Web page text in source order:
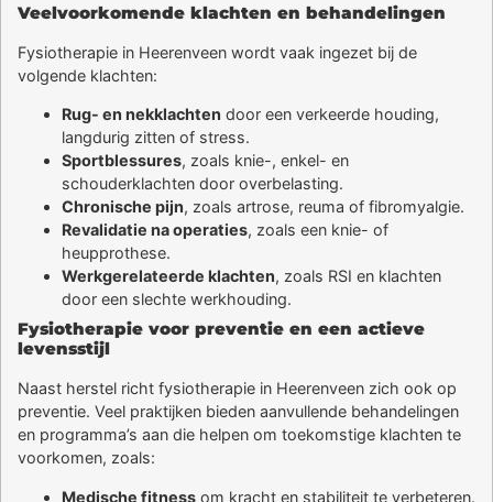
Veelvoorkomende klachten en behandelingen
Fysiotherapie in Heerenveen wordt vaak ingezet bij de
volgende klachten:
Rug- en nekklachten door een verkeerde houding,
langdurig zitten of stress.
Sportblessures, zoals knie-, enkel- en
schouderklachten door overbelasting.
Chronische pijn, zoals artrose, reuma of fibromyalgie.
Revalidatie na operaties, zoals een knie- of
heupprothese.
Werkgerelateerde klachten, zoals RSI en klachten
door een slechte werkhouding.
Fysiotherapie voor preventie en een actieve
levensstijl
Naast herstel richt fysiotherapie in Heerenveen zich ook op
preventie. Veel praktijken bieden aanvullende behandelingen
en programma’s aan die helpen om toekomstige klachten te
voorkomen, zoals:
Medische fitness om kracht en stabiliteit te verbeteren.